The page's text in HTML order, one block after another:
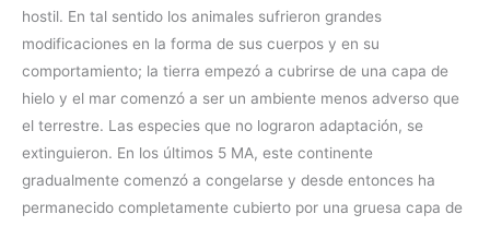
hostil. En tal sentido los animales sufrieron grandes
modificaciones en la forma de sus cuerpos y en su
comportamiento; la tierra empezó a cubrirse de una capa de
hielo y el mar comenzó a ser un ambiente menos adverso que
el terrestre. Las especies que no lograron adaptación, se
extinguieron. En los últimos 5 MA, este continente
gradualmente comenzó a congelarse y desde entonces ha
permanecido completamente cubierto por una gruesa capa de